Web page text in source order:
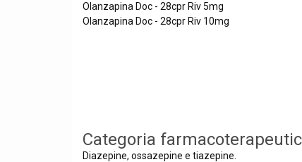
Olanzapina Doc - 28cpr Riv 5mg
Olanzapina Doc - 28cpr Riv 10mg
Categoria
Diazepine, ossazepine e tiazepine.